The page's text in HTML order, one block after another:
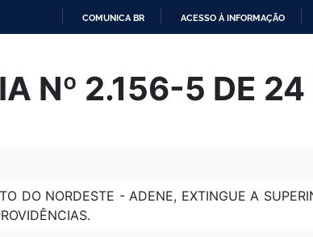
O
CONTEÚDO
COMUNICA BR ACESSO À INFORMAÇÃO
Nº 2.156-5 DE
DO NORDESTE - ADENE, EXTINGUE A